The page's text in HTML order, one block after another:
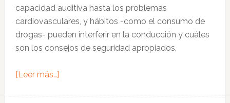
capacidad auditiva hasta los problemas
cardiovasculares, y hábitos -como el consumo de
drogas- pueden interferir en la conducción y cuáles
son los consejos de seguridad apropiados.
[Leer más…]acerca